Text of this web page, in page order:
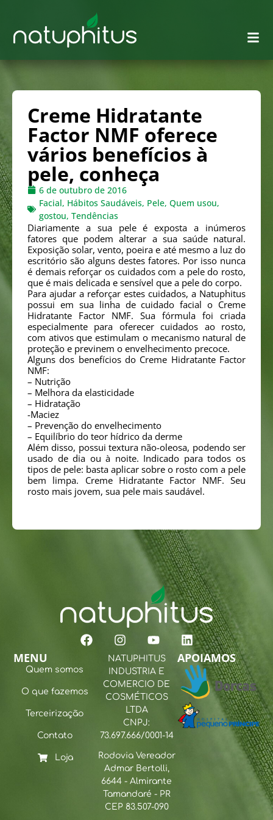
Creme Hidratante
Factor NMF oferece
vários benefícios à
pele, conheça
6 de outubro de 2016
Facial, Hábitos Saudáveis, Pele, Quem usou,
gostou, Tendências
Diariamente a sua pele é exposta a inúmeros
fatores que podem alterar a sua saúde natural.
Exposição solar, vento, poeira e até mesmo a luz do
escritório são alguns destes fatores. Por isso nunca
é demais reforçar os cuidados com a pele do rosto,
que é mais delicada e sensível que a pele do corpo.
Para ajudar a reforçar estes cuidados, a Natuphitus
possui em sua linha de cuidado facial o Creme
Hidratante Factor NMF. Sua fórmula foi criada
especialmente para oferecer cuidados ao rosto,
com ativos que estimulam o mecanismo natural de
proteção e previnem o envelhecimento precoce.
Alguns dos benefícios do Creme Hidratante Factor
NMF:
– Nutrição
– Melhora da elasticidade
– Hidratação
-Maciez
– Prevenção do envelhecimento
– Equilíbrio do teor hídrico da derme
Além disso, possui textura não-oleosa, podendo ser
usado de dia ou à noite. Indicado para todos os
tipos de pele: basta aplicar sobre o rosto com a pele
bem limpa. Creme Hidratante Factor NMF. Seu
rosto mais jovem, sua pele mais saudável.
MENU
Quem somos
O que fazemos
Terceirização
Contato
Loja
NATUPHITUS
INDUSTRIA E
COMERCIO DE
COSMÉTICOS
LTDA
CNPJ:
73.697.666/0001-14
Rodovia Vereador
Admar Bertolli,
6644 - Almirante
Tamandaré - PR
CEP 83.507-090
APOIAMOS